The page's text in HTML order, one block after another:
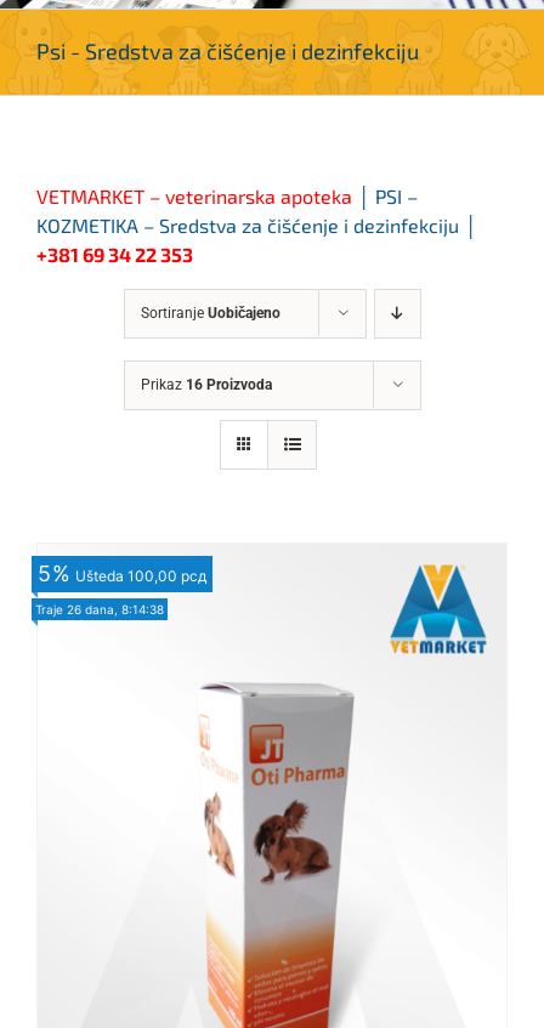
Psi - Sredstva za čišćenje i dezinfekciju
VETMARKET – veterinarska apoteka │ PSI –
KOZMETIKA – Sredstva za čišćenje i dezinfekciju
+381 69 34 22 353
Sortiranje Uobičajeno
Prikaz 16 Proizvoda
5% Ušteda 100,00 рсд
Traje 26 dana, 8:14:37